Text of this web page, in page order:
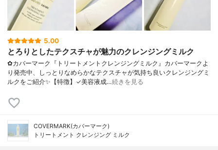
5.00
とろりとしたテクスチャが魅力のクレンジングミルク
✿カバーマーク『トリートメントクレンジングミルク』カバーマークよ
り発売中、しっとりなめらかなテクスチャが気持ち良いクレンジングミ
ルクをご紹介✨【特徴】✓美容液成…続きを見る
COVERMARK(カバーマーク)
トリートメント クレンジング ミルク